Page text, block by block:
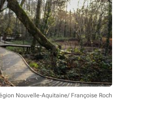
Nouvelle-Aquitaine/ Françoise Roch